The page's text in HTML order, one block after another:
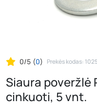
0/5 (0) Prekės kodas:
Siaura poveržlė
cinkuoti, 5 vnt.